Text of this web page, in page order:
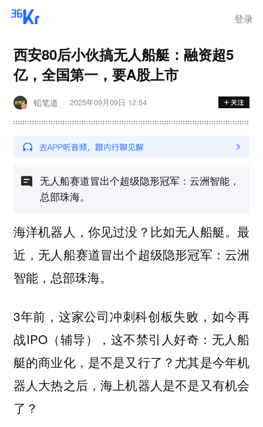
登录
西安80后小伙搞无人船艇：融资超5
亿，全国第一，要A股上市
铅笔道 2025年09月09日 12:54
无人船赛道冒出个超级隐形冠军：云洲智能，
总部珠海。
海洋机器人，你见过没？比如无人船艇。最
近，无人船赛道冒出个超级隐形冠军：云洲
智能，总部珠海。
3年前，这家公司冲刺科创板失败，如今再
战IPO（辅导），这不禁引人好奇：无人船
艇的商业化，是不是又行了？尤其是今年机
器人大热之后，海上机器人是不是又有机会
了？